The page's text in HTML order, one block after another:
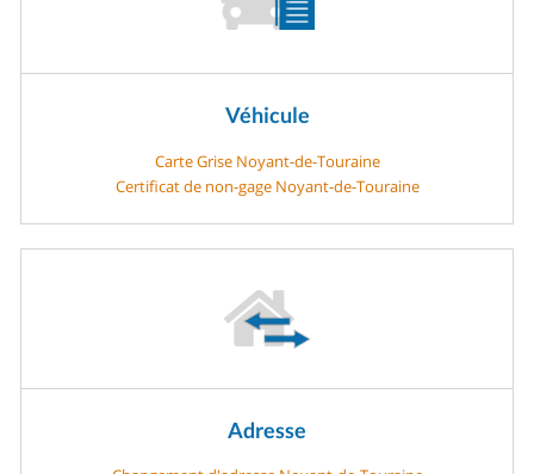
Véhicule
Carte Grise Noyant-de-Touraine
Certificat de non-gage Noyant-de-Touraine
Adresse